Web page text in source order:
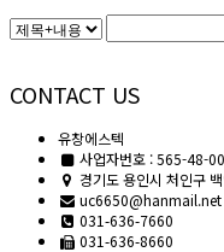
CONTACT US
유창에스텍
사업자번호 : 565-48-
경기도 용인시 처인구
uc6650@hanmail.net
031-636-7660
031-636-8660